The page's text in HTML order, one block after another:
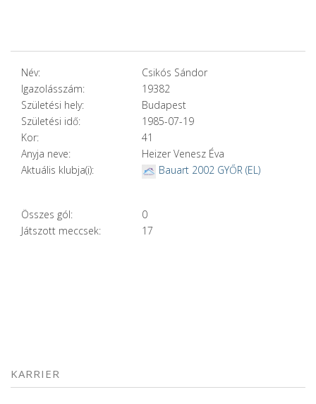
Név:
Csikós Sándor
Igazolásszám:
19382
Születési hely:
Budapest
Születési idő:
1985-07-19
Kor:
41
Anyja neve:
Heizer Venesz Éva
Aktuális klubja(i):
Bauart 2002 GYŐR (EL)
Összes gól:
0
Játszott meccsek:
17
KARRIER